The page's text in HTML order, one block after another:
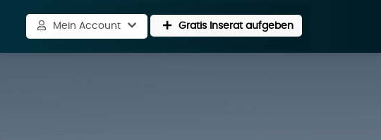
Mein Account Gratis Inserat aufgeben